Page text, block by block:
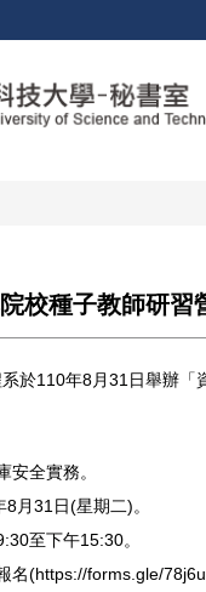
校種子教師研習
於110年8月31日舉辦
安全實務。
月31日(星期二)。
至下午15:30。
名(https://forms.gle/